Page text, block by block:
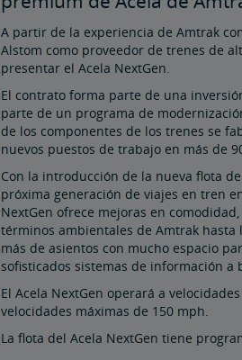
A partir de la experiencia de Amtrak
Alstom como proveedor de trenes de
presentar el Acela NextGen.
El contrato forma parte de una
parte de un programa de
de los componentes de los trenes se
nuevos puestos de trabajo en más de
Con la introducción de la nueva flota
próxima generación de viajes en tren
NextGen ofrece mejoras en
términos ambientales de Amtrak hasta
más de asientos con mucho espacio
sofisticados sistemas de información a
El Acela NextGen operará a
velocidades máximas de 150 mph.
La flota del Acela NextGen tiene